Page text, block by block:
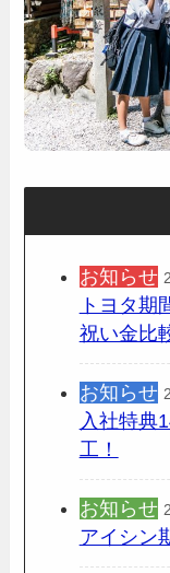
お知らせ
トヨタ期
祝い金比
お知らせ
入社特典
工！
お知らせ
アイシン